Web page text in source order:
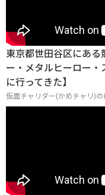
東京都世田谷区にあ
ー・メタルヒーロー
に行ってきた】
仮面チャリダー(かめチャリ)